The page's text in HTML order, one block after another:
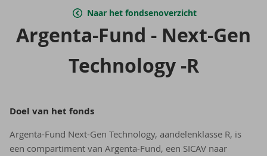
Naar het fondsenoverzicht
Argenta-​Fund - Next-​Gen
Tech­no­lo­gy -R
Doel van het fonds
Argenta-Fund Next-Gen Technology, aandelenklasse R, is
een compartiment van Argenta-Fund, een SICAV naar